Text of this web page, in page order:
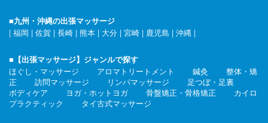
■九州・沖縄の出張マッサージ
| 福岡 | 佐賀 | 長崎 | 熊本 | 大分 | 宮崎 | 鹿児島 | 沖縄 |
■【出張マッサージ】ジャンルで探す
ほぐし・マッサージ
アロマトリートメント 鍼灸
整体・矯
正
訪問マッサージ リンパマッサージ
足つぼ・足裏
ボディケア
ヨガ・ホットヨガ 骨盤矯正・骨格矯正
カイロ
プラクティック
タイ古式マッサージ